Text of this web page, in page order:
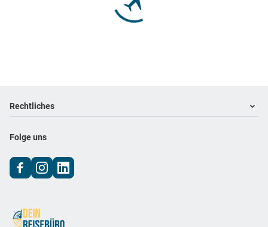
Footer navigation
Rechtliches
AGB
Folge uns